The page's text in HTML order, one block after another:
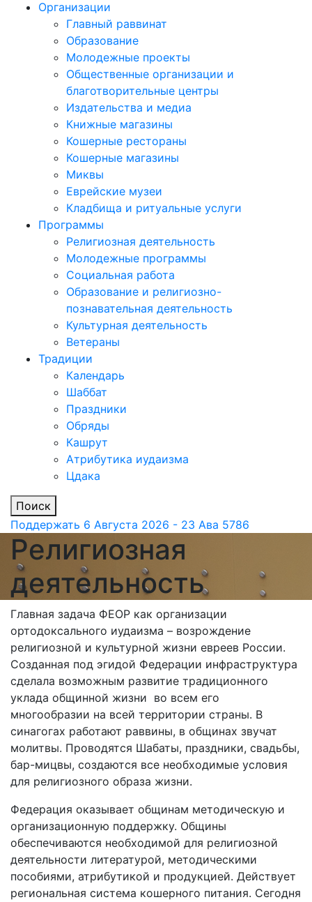
Организации
Главный раввинат
Образование
Молодежные проекты
Общественные организации и
благотворительные центры
Издательства и медиа
Книжные магазины
Кошерные рестораны
Кошерные магазины
Миквы
Еврейские музеи
Кладбища и ритуальные услуги
Программы
Религиозная деятельность
Молодежные программы
Социальная работа
Образование и религиозно-
познавательная деятельность
Культурная деятельность
Ветераны
Традиции
Календарь
Шаббат
Праздники
Обряды
Кашрут
Атрибутика иудаизма
Цдака
Поиск
Поддержать 6 Августа 2026 - 23 Ава 5786
Религиозная
деятельность
Главная задача ФЕОР как организации
ортодоксального иудаизма – возрождение
религиозной и культурной жизни евреев России.
Созданная под эгидой Федерации инфраструктура
сделала возможным развитие традиционного
уклада общинной жизни во всем его
многообразии на всей территории страны. В
синагогах работают раввины, в общинах звучат
молитвы. Проводятся Шабаты, праздники, свадьбы,
бар-мицвы, создаются все необходимые условия
для религиозного образа жизни.
Федерация оказывает общинам методическую и
организационную поддержку. Общины
обеспечиваются необходимой для религиозной
деятельности литературой, методическими
пособиями, атрибутикой и продукцией. Действует
региональная система кошерного питания. Сегодня